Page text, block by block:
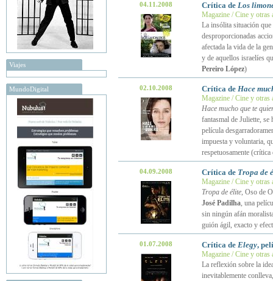
Viajes
MundoDigital
04.11.2008 Crítica de Los
Magazine / Cine y otras
La insólita situación
desproporcionadas
afectada la vida de la
y de aquellos israelíes
Pereiro López)
02.10.2008 Crítica de Hace
Magazine / Cine y otras
Hace mucho que te
fantasmal de Juliette,
película
impuesta y voluntaria,
respetuosamente
04.09.2008 Crítica de Tropa de
Magazine / Cine y otras
Tropa de élite, Oso de
José Padilha, una
sin ningún afán
guión ágil, exacto y
01.07.2008 Crítica de Elegy,
Magazine / Cine y otras
La reflexión sobre la
inevitablemente